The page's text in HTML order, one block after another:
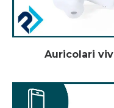
Auricolari